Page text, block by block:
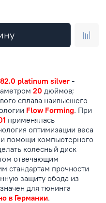
platinum silver-
20 дюймов;
сплава наивысшего
Flow Forming. При
применялась
оптимизации веса
помощи компьютерного
колесный диск
отвечающим
стандартам прочности
защиту обода из
для тюнинга
в Германии.